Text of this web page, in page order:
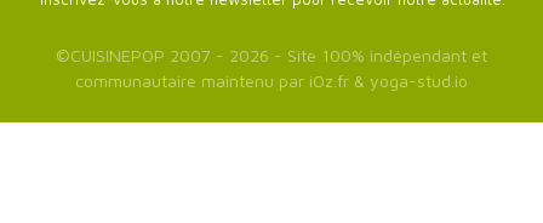
©CUISINEPOP 2007 - 2026 - Site 100% indépendant et
communautaire maintenu par iOz.fr & yoga-stud.io